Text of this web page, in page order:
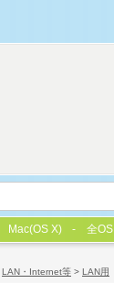
LAN・Internet等 > LAN用
Mac(OS X) 全OS